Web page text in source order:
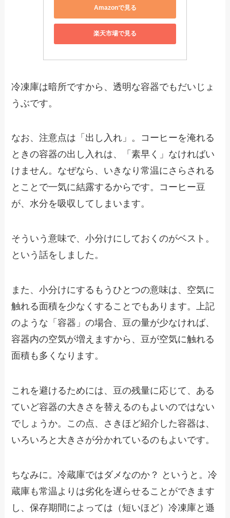
Amazonで見る
楽天市場で見る
冷凍庫は暗所ですから、透明な容器でもだいじょ
うぶです。
なお、注意点は「出し入れ」。コーヒーを淹れる
ときの容器の出し入れは、「素早く」なければい
けません。なぜなら、いきなり常温にさらされる
とことで一気に結露するからです。コーヒー豆
が、水分を吸収してしまいます。
そういう意味で、小分けにしておくのがベスト。
という話をしました。
また、小分けにするもうひとつの意味は、空気に
触れる面積を少なくすることでもあります。上記
のような「容器」の場合、豆の量が少なければ、
容器内の空気が増えますから、豆が空気に触れる
面積も多くなります。
これを避けるためには、豆の残量に応じて、ある
ていど容器の大きさを替えるのもよいのではない
でしょうか。この点、さきほど紹介した容器は、
いろいろと大きさが分かれているのもよいです。
ちなみに。冷蔵庫ではダメなのか？ というと。冷
蔵庫も常温よりは劣化を遅らせることができます
し、保存期間によっては（短いほど）冷凍庫と遜